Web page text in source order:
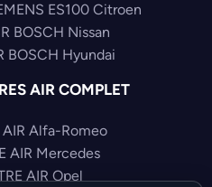
ES100 Citroen
BOSCH Nissan
BOSCH Hyundai
AIR COMPLET
AIR Alfa-Romeo
AIR Mercedes
AIR Opel